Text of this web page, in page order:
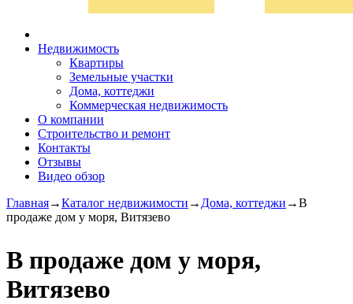
Недвижимость
Квартиры
Земельные участки
Дома, коттеджи
Коммерческая недвижимость
О компании
Строительство и ремонт
Контакты
Отзывы
Видео обзор
Главная→Каталог недвижимости → Дома, коттеджи →В
продаже дом у моря, Витязево
В продаже дом у моря,
Витязево